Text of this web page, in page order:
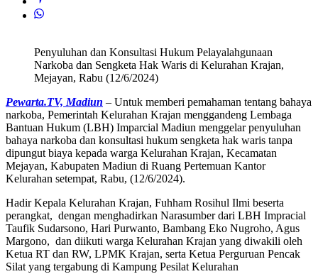
Penyuluhan dan Konsultasi Hukum Pelayalahgunaan
Narkoba dan Sengketa Hak Waris di Kelurahan Krajan,
Mejayan, Rabu (12/6/2024)
Pewarta.TV, Madiun – Untuk memberi pemahaman tentang bahaya
narkoba, Pemerintah Kelurahan Krajan menggandeng Lembaga
Bantuan Hukum (LBH) Imparcial Madiun menggelar penyuluhan
bahaya narkoba dan konsultasi hukum sengketa hak waris tanpa
dipungut biaya kepada warga Kelurahan Krajan, Kecamatan
Mejayan, Kabupaten Madiun di Ruang Pertemuan Kantor
Kelurahan setempat, Rabu, (12/6/2024).
Hadir Kepala Kelurahan Krajan, Fuhham Rosihul Ilmi beserta
perangkat, dengan menghadirkan Narasumber dari LBH Impracial
Taufik Sudarsono, Hari Purwanto, Bambang Eko Nugroho, Agus
Margono, dan diikuti warga Kelurahan Krajan yang diwakili oleh
Ketua RT dan RW, LPMK Krajan, serta Ketua Perguruan Pencak
Silat yang tergabung di Kampung Pesilat Kelurahan